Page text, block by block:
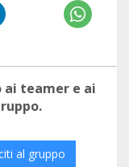
ai teamer e ai
al gruppo